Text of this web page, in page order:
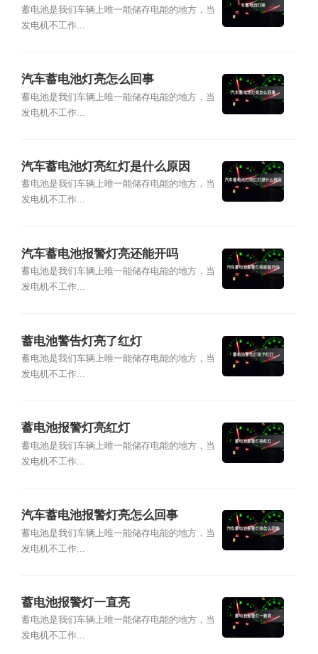
蓄电池是我们车辆上唯一能储存电能的地方，当
发电机不工作...
汽车蓄电池灯亮怎么回事
蓄电池是我们车辆上唯一能储存电能的地方，当
发电机不工作...
汽车蓄电池灯亮红灯是什么原因
蓄电池是我们车辆上唯一能储存电能的地方，当
发电机不工作...
汽车蓄电池报警灯亮还能开吗
蓄电池是我们车辆上唯一能储存电能的地方，当
发电机不工作...
蓄电池警告灯亮了红灯
蓄电池是我们车辆上唯一能储存电能的地方，当
发电机不工作...
蓄电池报警灯亮红灯
蓄电池是我们车辆上唯一能储存电能的地方，当
发电机不工作...
汽车蓄电池报警灯亮怎么回事
蓄电池是我们车辆上唯一能储存电能的地方，当
发电机不工作...
蓄电池报警灯一直亮
蓄电池是我们车辆上唯一能储存电能的地方，当
发电机不工作...